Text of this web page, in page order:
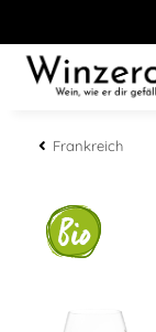
Frankreich